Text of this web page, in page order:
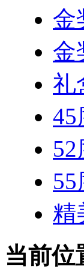
金
金
礼
45
精
当前位